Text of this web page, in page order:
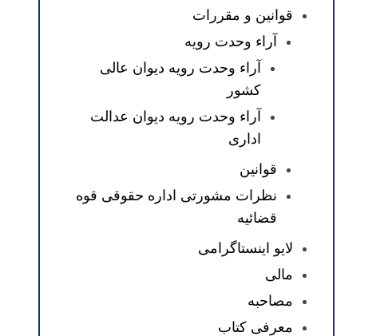
قوانین و مقررات
آراء وحدت رویه
آراء وحدت رویه دیوان عالی
کشور
آراء وحدت رویه دیوان عدالت
اداری
قوانین
نظرات مشورتی اداره حقوقی قوه
قضائیه
لایو اینستاگرامی
مالی
مصاحبه
معرفی کتاب